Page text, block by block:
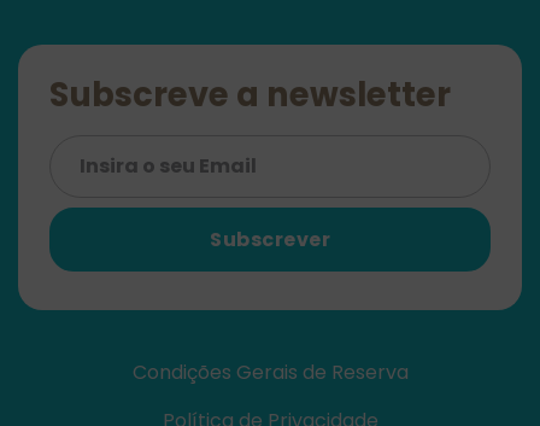
Subscreve a newsletter
Subscrever
Condições Gerais de Reserva
Política de Privacidade